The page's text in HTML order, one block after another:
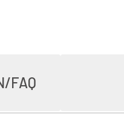
FAQ